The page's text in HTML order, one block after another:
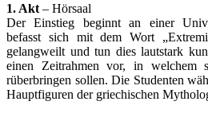
1. Akt – Hörsaal
Der Einstieg beginnt an einer
befasst sich mit dem Wort
gelangweilt und tun dies lautstark
einen Zeitrahmen vor, in welchem
rüberbringen sollen. Die Studenten
Hauptfiguren der griechischen